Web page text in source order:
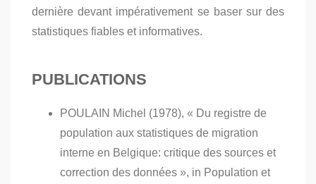
dernière devant impérativement se baser sur des
statistiques fiables et informatives.
PUBLICATIONS
POULAIN Michel (1978), « Du registre de
population aux statistiques de migration
interne en Belgique: critique des sources et
correction des données », in Population et